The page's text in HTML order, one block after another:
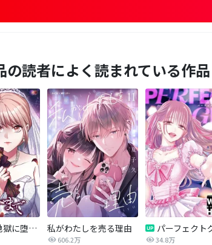
の読者によく読まれている作品
あなたを地獄に堕とすまで 私がわたしを売る理由
606.2万 34.8万